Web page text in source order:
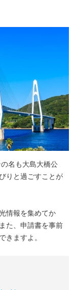
名も大島大橋公
りと過ごすことが
情報を集めてか
た、申請書を事前
きますよ。